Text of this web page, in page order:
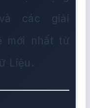
các giải
mới nhất từ
Liệu.